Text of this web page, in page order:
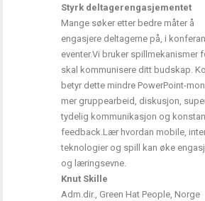
Styrk deltagerengasjementet
Mange søker etter bedre måter å
engasjere deltagerne på, i
eventer.Vi bruker spillmekanismer
skal kommunisere ditt budskap.
betyr dette mindre PowerPoint-
mer gruppearbeid, diskusjon,
tydelig kommunikasjon og
feedback.Lær hvordan mobile,
teknologier og spill kan øke
og læringsevne.
Knut Skille
Adm.dir., Green Hat People, Norge